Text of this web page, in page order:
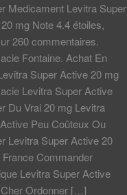
Medicament Levitra Super
mg Note 4.4 étoiles,
260 commentaires.
Fontaine. Achat En
Super Active 20 mg
Levitra Super Active
Du Vrai 20 mg Levitra
Peu Coûteux Ou
Levitra Super Active 20
France Commander
Levitra Super Active
Ordonner […]